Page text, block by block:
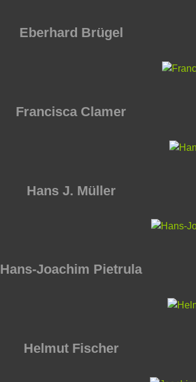
Eberhard Brügel
Francisca Clamer
Hans J. Müller
Hans-Joachim Pietrula
Helmut Fischer